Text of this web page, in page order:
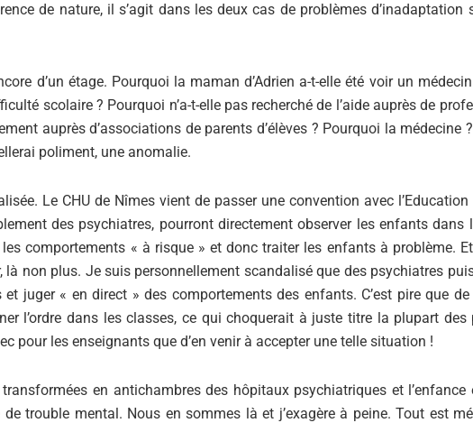
de nature, il s’agit dans les deux cas de problèmes d’inadaptation
d’un étage. Pourquoi la maman d’Adrien a-t-elle été voir un
scolaire ? Pourquoi n’a-t-elle pas recherché de l’aide auprès de
auprès d’associations de parents d’élèves ? Pourquoi la médecine
poliment, une anomalie.
Le CHU de Nîmes vient de passer une convention avec
des psychiatres, pourront directement observer les enfants dans
comportements « à risque » et donc traiter les enfants à problème.
là non plus. Je suis personnellement scandalisé que des psychiatres
juger « en direct » des comportements des enfants. C’est pire que
l’ordre dans les classes, ce qui choquerait à juste titre la plupart des
pour les enseignants que d’en venir à accepter une telle situation !
en antichambres des hôpitaux psychiatriques et l’enfance
trouble mental. Nous en sommes là et j’exagère à peine. Tout est